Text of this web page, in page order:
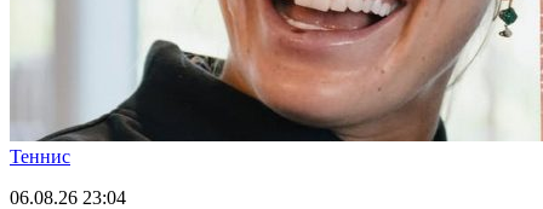
Теннис
06.08.26 23:04